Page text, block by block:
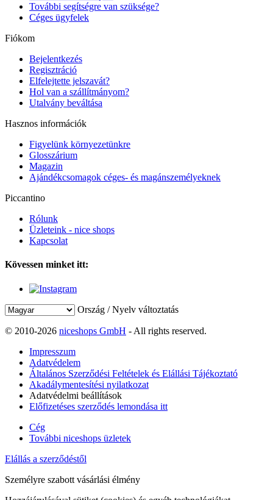
További segítségre van szüksége?
Céges ügyfelek
Fiókom
Bejelentkezés
Regisztráció
Elfelejtette jelszavát?
Hol van a szállítmányom?
Utalvány beváltása
Hasznos információk
Figyelünk környezetünkre
Glosszárium
Magazin
Ajándékcsomagok céges- és magánszemélyeknek
Piccantino
Rólunk
Üzleteink - nice shops
Kapcsolat
Kövessen minket itt:
Ország / Nyelv változtatás
© 2010-2026 niceshops GmbH - All rights reserved.
Impresszum
Adatvédelem
Általános Szerződési Feltételek és Elállási Tájékoztató
Akadálymentesítési nyilatkozat
Adatvédelmi beállítások
Előfizetéses szerződés lemondása itt
Cég
További niceshops üzletek
Elállás a szerződéstől
Személyre szabott vásárlási élmény